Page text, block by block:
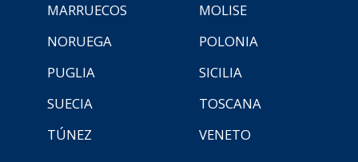
MARRUECOS
MOLISE
NORUEGA
POLONIA
PUGLIA
SICILIA
SUECIA
TOSCANA
TÚNEZ
VENETO